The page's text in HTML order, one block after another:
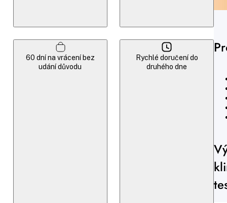
60 dní na vrácení bez
udání důvodu
Rychlé doručení do
druhého dne